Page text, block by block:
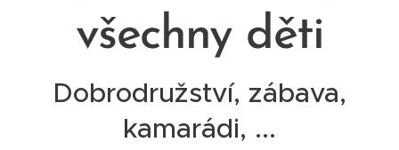
všechny děti
Dobrodružství, zábava,
kamarádi, ...